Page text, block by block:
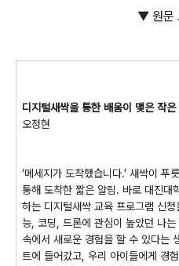
▼ 원문
디지털새싹을 통한 배움이 맺은 작은
오정현
‘메세지가 도착했습니다.’ 새싹이
통해 도착한 짧은 알림. 바로 대진대
하는 디지털새싹 교육 프로그램 신
능, 코딩, 드론에 관심이 높았던 나
속에서 새로운 경험을 할 수 있다는
트에 들어갔고, 우리 아이들에게 경